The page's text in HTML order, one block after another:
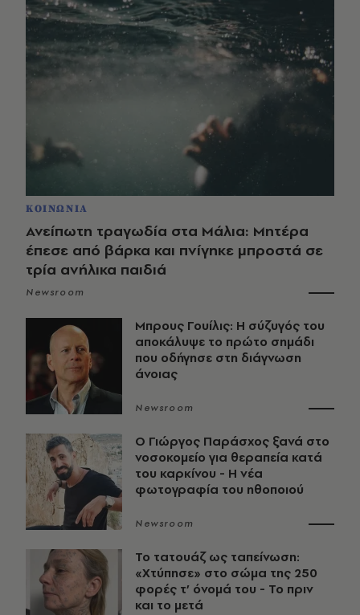
ΚΟΙΝΩΝΙΑ
Ανείπωτη τραγωδία στα Μάλια: Μητέρα
έπεσε από βάρκα και πνίγηκε μπροστά σε
τρία ανήλικα παιδιά
Newsroom
Μπρους Γουίλις: Η σύζυγός του
αποκάλυψε το πρώτο σημάδι
που οδήγησε στη διάγνωση
άνοιας
Newsroom
O Γιώργος Παράσχος ξανά στο
νοσοκομείο για θεραπεία κατά
του καρκίνου - Η νέα
φωτογραφία του ηθοποιού
Newsroom
Το τατουάζ ως ταπείνωση:
«Χτύπησε» στο σώμα της 250
φορές τ’ όνομά του - Το πριν
και το μετά